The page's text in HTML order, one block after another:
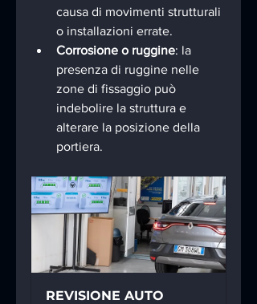
causa di movimenti strutturali
o installazioni errate.
Corrosione o ruggine: la
presenza di ruggine nelle
zone di fissaggio può
indebolire la struttura e
alterare la posizione della
portiera.
REVISIONE AUTO